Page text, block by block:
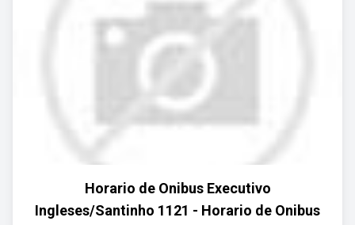
Horario de Onibus Executivo
Ingleses/Santinho 1121 - Horario de Onibus